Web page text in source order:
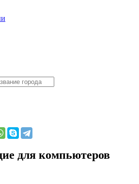
для компьютеров